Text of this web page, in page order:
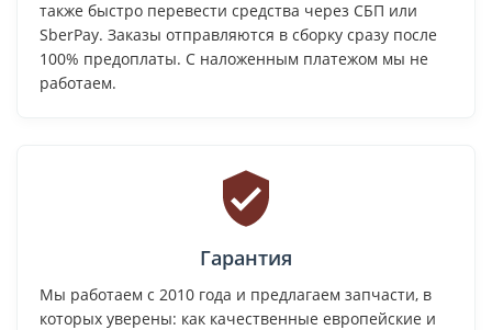
также быстро перевести средства через СБП или
SberPay. Заказы отправляются в сборку сразу после
100% предоплаты. С наложенным платежом мы не
работаем.
Гарантия
Мы работаем с 2010 года и предлагаем запчасти, в
которых уверены: как качественные европейские и